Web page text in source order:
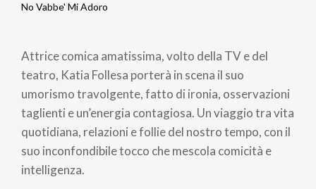
Briciole
pane
No Vabbe' Mi Adoro
Attrice comica amatissima, volto della TV e del
teatro, Katia Follesa porterà in scena il suo
umorismo travolgente, fatto di ironia, osservazioni
taglienti e un’energia contagiosa. Un viaggio tra vita
quotidiana, relazioni e follie del nostro tempo, con il
suo inconfondibile tocco che mescola comicità e
intelligenza.